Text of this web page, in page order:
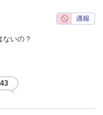
いの？
43